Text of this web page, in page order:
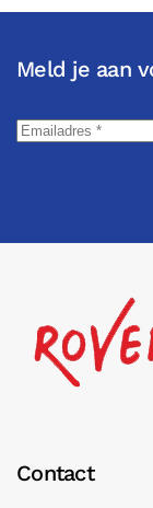
Meld je aan
Contact